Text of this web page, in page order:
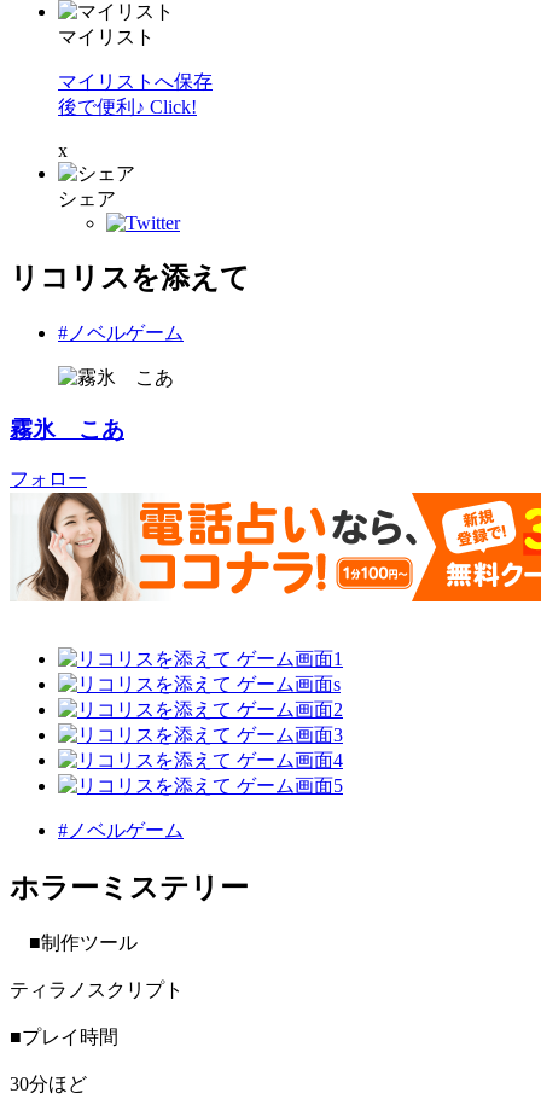
マイリスト
マイリストへ保存
後で便利♪ Click!
x
シェア
リコリスを添えて
#ノベルゲーム
霧氷 こあ
フォロー
#ノベルゲーム
ホラーミステリー
■制作ツール
ティラノスクリプト
■プレイ時間
30分ほど